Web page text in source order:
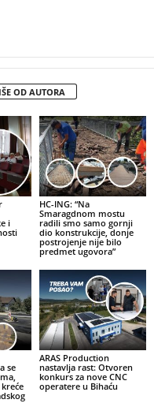
OD AUTORA
i
HC-ING: “Na
Smaragdnom mostu
radili smo samo gornji
dio konstrukcije, donje
postrojenje nije bilo
predmet ugovora”
se
ARAS Production
nastavlja rast: Otvoren
konkurs za nove CNC
operatere u Bihaću